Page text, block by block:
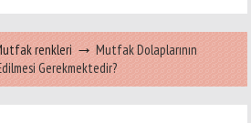
renkleri
Mutfak Dolaplarının
Gerekmektedir?